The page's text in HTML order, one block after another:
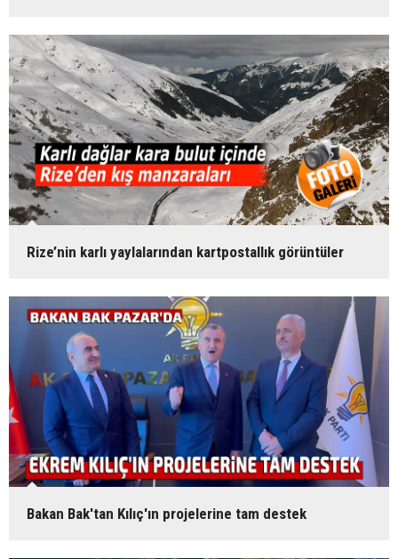
Rize’nin karlı yaylalarından kartpostallık görüntüler
Bakan Bak'tan Kılıç'ın projelerine tam destek